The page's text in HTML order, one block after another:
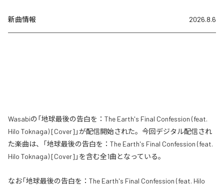
新曲情報 2026.8.6
Wasabiの「地球最後の告白を：The Earth's Final Confession (feat.
Hilo Toknaga) [Cover]」が配信開始された。今回デジタル配信され
た楽曲は、「地球最後の告白を：The Earth's Final Confession (feat.
Hilo Toknaga) [Cover]」を含む全1曲となっている。
なお「地球最後の告白を：The Earth's Final Confession (feat. Hilo